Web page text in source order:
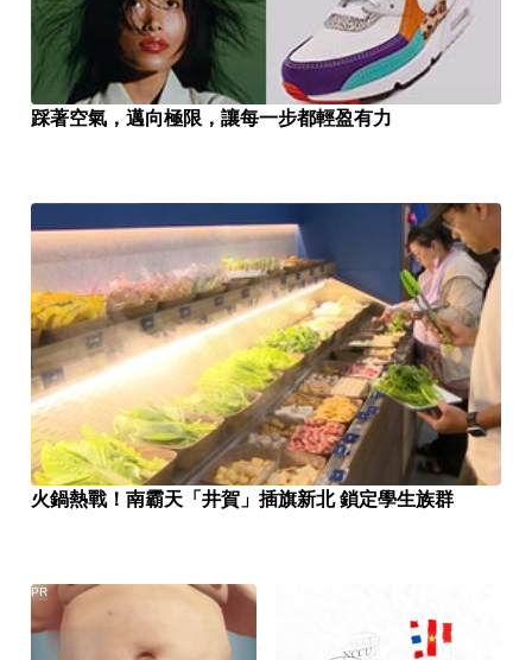
踩著空氣，邁向極限，讓每一步都輕盈有力
火鍋熱戰！南霸天「井賀」插旗新北 鎖定學生族群
PR